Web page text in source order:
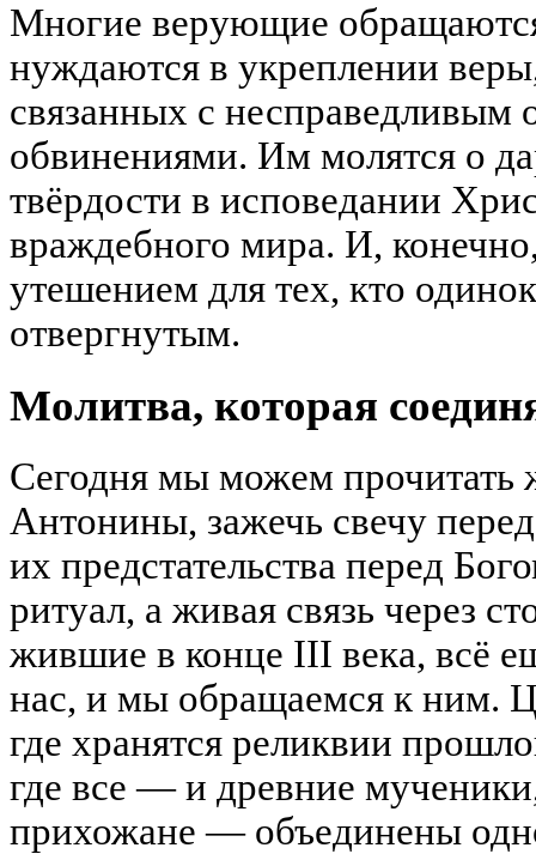
Многие верующие
нуждаются в укреплении
связанных с
обвинениями. Им молятся о
твёрдости в исповедании
враждебного мира. И,
утешением для тех, кто
отвергнутым.
Молитва, которая
Сегодня мы можем прочитать
Антонины, зажечь свечу
их предстательства перед
ритуал, а живая связь через
жившие в конце III века, всё
нас, и мы обращаемся к ним.
где хранятся реликвии
где все — и древние
прихожане — объединены